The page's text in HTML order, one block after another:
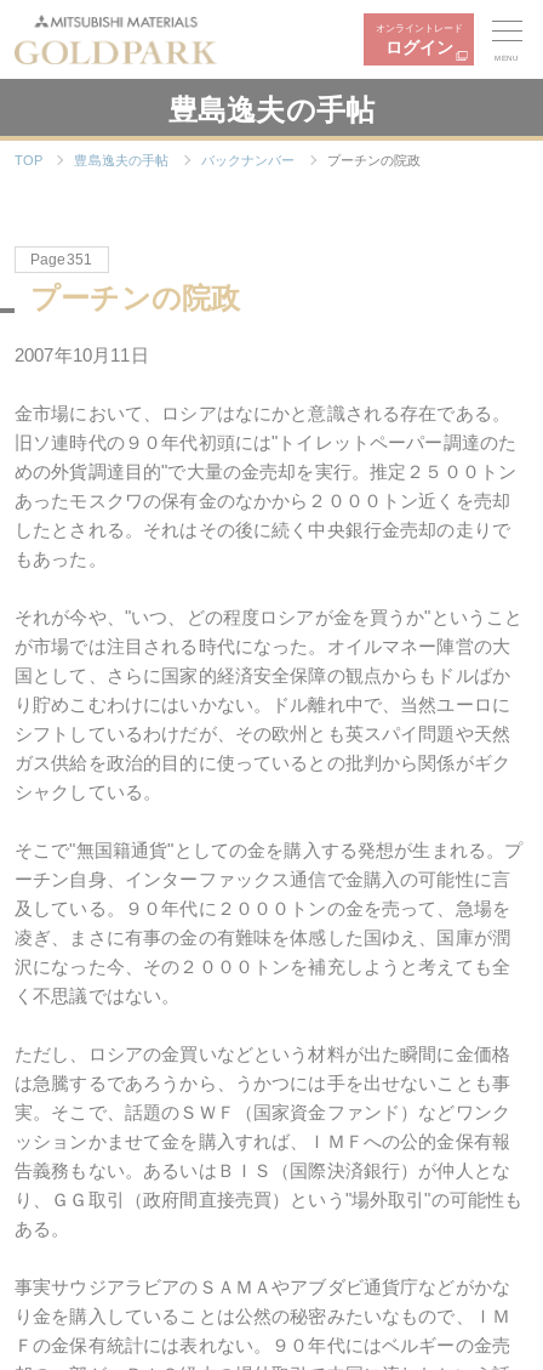
オンライントレード
ログイン
MENU
豊島逸夫の手帖
TOP 豊島逸夫の手帖 バックナンバー プーチンの院政
Page351
プーチンの院政
2007年10月11日
金市場において、ロシアはなにかと意識される存在である。
旧ソ連時代の９０年代初頭には"トイレットペーパー調達のた
めの外貨調達目的"で大量の金売却を実行。推定２５００トン
あったモスクワの保有金のなかから２０００トン近くを売却
したとされる。それはその後に続く中央銀行金売却の走りで
もあった。
それが今や、"いつ、どの程度ロシアが金を買うか"ということ
が市場では注目される時代になった。オイルマネー陣営の大
国として、さらに国家的経済安全保障の観点からもドルばか
り貯めこむわけにはいかない。ドル離れ中で、当然ユーロに
シフトしているわけだが、その欧州とも英スパイ問題や天然
ガス供給を政治的目的に使っているとの批判から関係がギク
シャクしている。
そこで"無国籍通貨"としての金を購入する発想が生まれる。プ
ーチン自身、インターファックス通信で金購入の可能性に言
及している。９０年代に２０００トンの金を売って、急場を
凌ぎ、まさに有事の金の有難味を体感した国ゆえ、国庫が潤
沢になった今、その２０００トンを補充しようと考えても全
く不思議ではない。
ただし、ロシアの金買いなどという材料が出た瞬間に金価格
は急騰するであろうから、うかつには手を出せないことも事
実。そこで、話題のＳＷＦ（国家資金ファンド）などワンク
ッションかませて金を購入すれば、ＩＭＦへの公的金保有報
告義務もない。あるいはＢＩＳ（国際決済銀行）が仲人とな
り、ＧＧ取引（政府間直接売買）という"場外取引"の可能性も
ある。
事実サウジアラビアのＳＡＭＡやアブダビ通貨庁などがかな
り金を購入していることは公然の秘密みたいなもので、ＩＭ
Ｆの金保有統計には表れない。９０年代にはベルギーの金売